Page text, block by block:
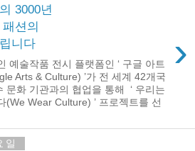
3000년
션의
니다
›
예술작품 전시 플랫폼인 ‘ 구글 아트
Arts & Culture) ’가 전 세계 42개국
문화 기관과의 협업을 통해 ‘ 우리는
(We Wear Culture) ’ 프로젝트를 선